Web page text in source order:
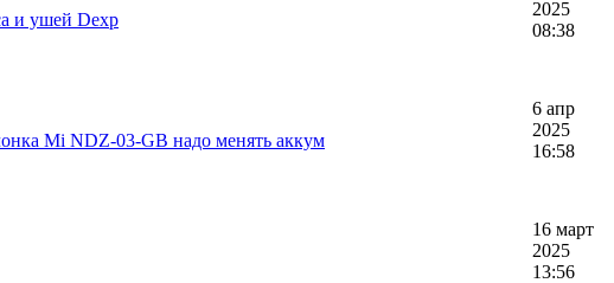
и ушей Dexp
2025
08:38
Mi NDZ-03-GB надо менять аккум
6 апр
2025
16:58
16 март
2025
13:56